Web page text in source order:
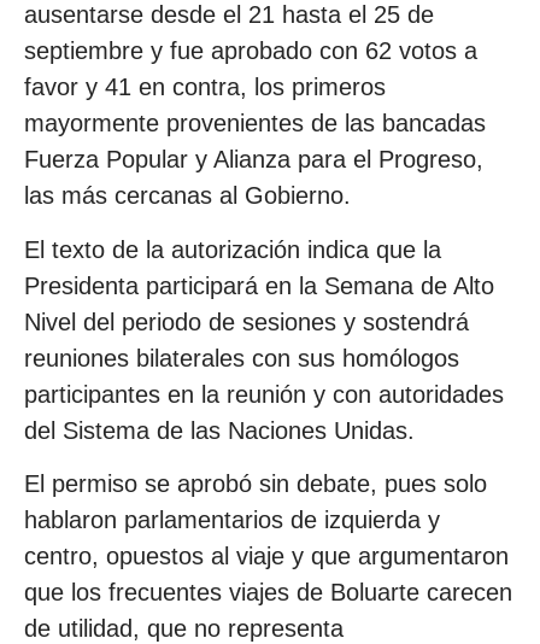
ausentarse desde el 21 hasta el 25 de
septiembre y fue aprobado con 62 votos a
favor y 41 en contra, los primeros
mayormente provenientes de las bancadas
Fuerza Popular y Alianza para el Progreso,
las más cercanas al Gobierno.
El texto de la autorización indica que la
Presidenta participará en la Semana de Alto
Nivel del periodo de sesiones y sostendrá
reuniones bilaterales con sus homólogos
participantes en la reunión y con autoridades
del Sistema de las Naciones Unidas.
El permiso se aprobó sin debate, pues solo
hablaron parlamentarios de izquierda y
centro, opuestos al viaje y que argumentaron
que los frecuentes viajes de Boluarte carecen
de utilidad, que no representa